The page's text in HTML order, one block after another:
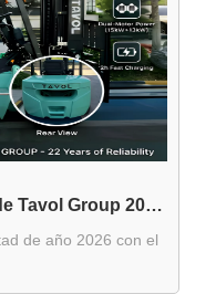
Resumen de mitad de año de Tavol Group 2026: Liberación de la próxima generación de tractores y montacargas inteligentes de la serie 'T'
de año 2026 con el